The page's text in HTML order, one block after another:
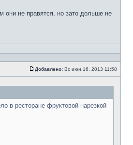
они не правятся, но зато дольше не
Добавлено: Вс июн 16, 2013 11:58
в ресторане фруктовой нарезкой